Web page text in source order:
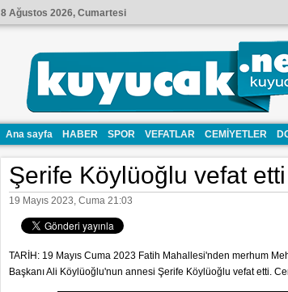
8 Ağustos 2026, Cumartesi
Ana sayfa HABER SPOR VEFATLAR CEMİYETLER
Şerife Köylüoğlu vefat etti
19 Mayıs 2023, Cuma 21:03
TARİH: 19 Mayıs Cuma 2023 Fatih Mahallesi'nden merhum
Başkanı Ali Köylüoğlu'nun annesi Şerife Köylüoğlu vefat etti.